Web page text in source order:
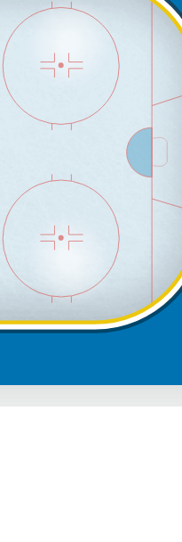
Philadelphia
Wells Fargo
20,478
Tocchet, Rick
Cheftrainer